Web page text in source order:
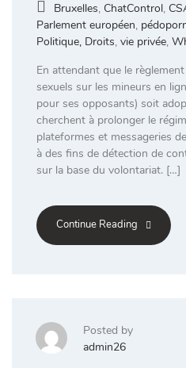
Bruxelles, ChatControl,
Parlement européen,
Politique, Droits, vie privée,
En attendant que le
sexuels sur les mineurs en
pour ses opposants) soit
cherchent à prolonger le
plateformes et messageries
à des fins de détection de
sur la base du volontariat. […]
Continue Reading
Posted by
admin26